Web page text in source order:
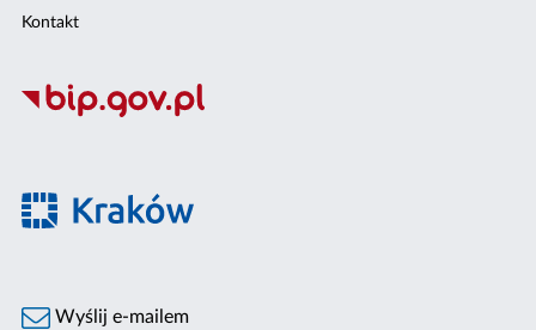
Kontakt
Wyślij e-mailem